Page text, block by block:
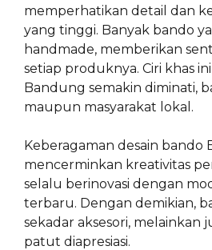
memperhatikan detail dan
yang tinggi. Banyak bando
handmade, memberikan
setiap produknya. Ciri khas
Bandung semakin diminati,
maupun masyarakat lokal.
Keberagaman desain bando
mencerminkan kreativitas
selalu berinovasi dengan
terbaru. Dengan demikian,
sekadar aksesori, melainkan
patut diapresiasi.